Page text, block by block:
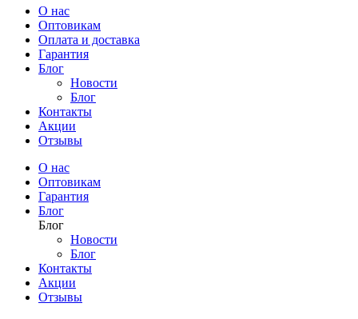
О нас
Оптовикам
Оплата и доставка
Гарантия
Блог
Новости
Блог
Контакты
Акции
Отзывы
О нас
Оптовикам
Гарантия
Блог
Блог
Новости
Блог
Контакты
Акции
Отзывы